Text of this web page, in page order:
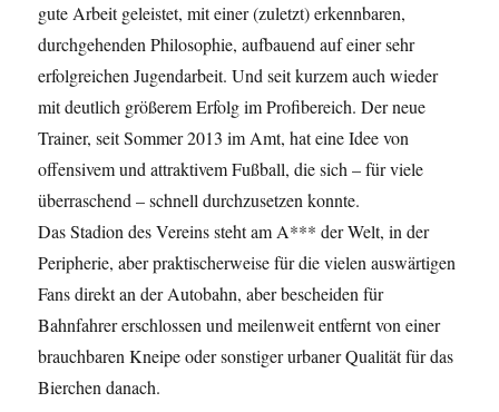
gute Arbeit geleistet, mit einer (zuletzt) erkennbaren,
durchgehenden Philosophie, aufbauend auf einer sehr
erfolgreichen Jugendarbeit. Und seit kurzem auch wieder
mit deutlich größerem Erfolg im Profibereich. Der neue
Trainer, seit Sommer 2013 im Amt, hat eine Idee von
offensivem und attraktivem Fußball, die sich – für viele
überraschend – schnell durchzusetzen konnte.
Das Stadion des Vereins steht am A*** der Welt, in der
Peripherie, aber praktischerweise für die vielen auswärtigen
Fans direkt an der Autobahn, aber bescheiden für
Bahnfahrer erschlossen und meilenweit entfernt von einer
brauchbaren Kneipe oder sonstiger urbaner Qualität für das
Bierchen danach.